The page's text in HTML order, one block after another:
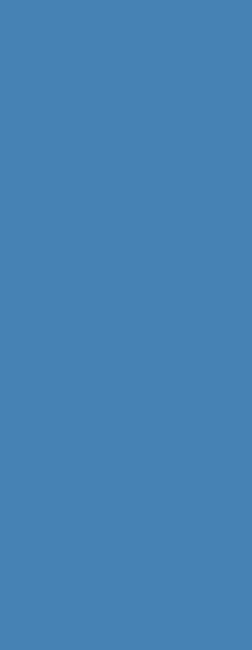
Akkor ezek
Én úgy mentem ki,
tanultam kint. Illetve
mindenki a
Hol dolgoztál
Az International
közlekedési
nőknek szóló
voltak. Amikor ott
hogy segítenek, meg